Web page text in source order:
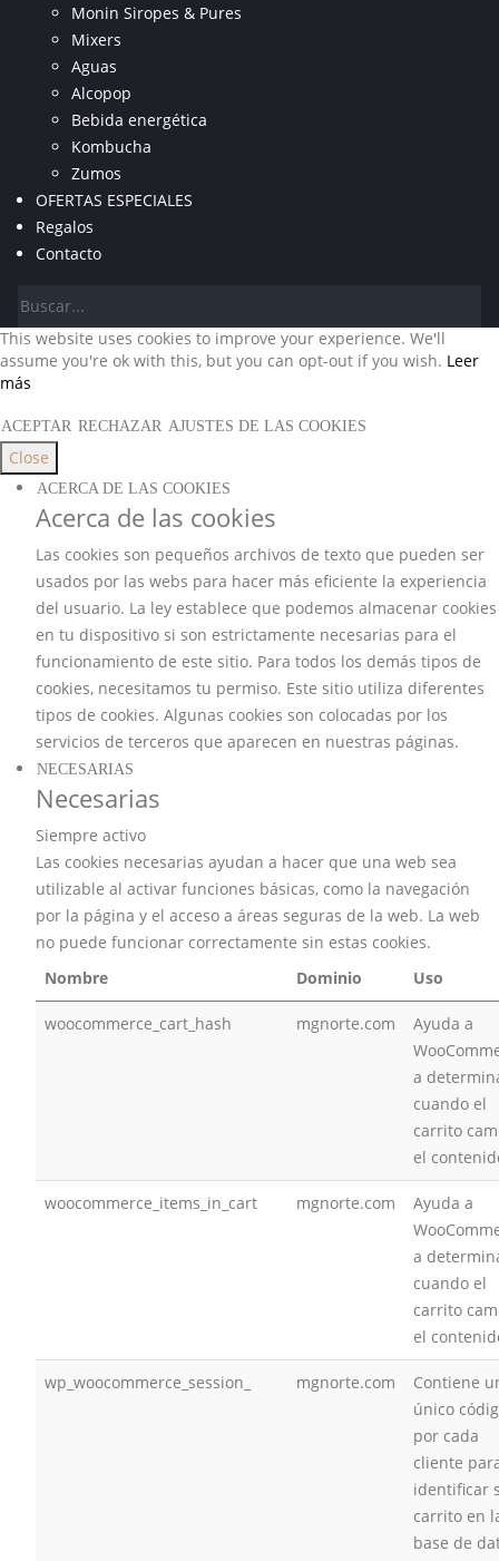
Monin Siropes & Pures
Mixers
Aguas
Alcopop
Bebida energética
Kombucha
Zumos
OFERTAS ESPECIALES
Regalos
Contacto
This website uses cookies to improve your experience. We'll
assume you're ok with this, but you can opt-out if you wish. Leer
más
ACEPTAR RECHAZAR AJUSTES DE LAS COOKIES
Close
ACERCA DE LAS COOKIES
Acerca de las cookies
Las cookies son pequeños archivos de texto que pueden ser
usados por las webs para hacer más eficiente la experiencia
del usuario. La ley establece que podemos almacenar cookies
en tu dispositivo si son estrictamente necesarias para el
funcionamiento de este sitio. Para todos los demás tipos de
cookies, necesitamos tu permiso. Este sitio utiliza diferentes
tipos de cookies. Algunas cookies son colocadas por los
servicios de terceros que aparecen en nuestras páginas.
NECESARIAS
Necesarias
Siempre activo
Las cookies necesarias ayudan a hacer que una web sea
utilizable al activar funciones básicas, como la navegación
por la página y el acceso a áreas seguras de la web. La web
no puede funcionar correctamente sin estas cookies.
Nombre
Dominio Uso
woocommerce_cart_hash mgnorte.com
Ayuda a
a
cuando el
carrito
el
woocommerce_items_in_cart mgnorte.com
Ayuda a
a
cuando el
carrito
el
wp_woocommerce_session_ mgnorte.com
Contiene
único
por cada
cliente
identificar
carrito en
base de